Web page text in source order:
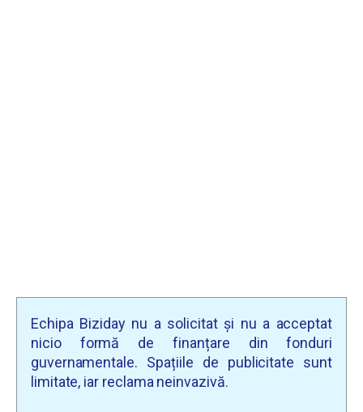
Echipa Biziday nu a solicitat și nu a acceptat
nicio formă de finanțare din fonduri
guvernamentale. Spațiile de publicitate sunt
limitate, iar reclama neinvazivă.